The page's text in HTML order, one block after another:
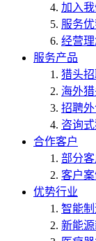
加入我
服务
经营
服务产品
猎头
海外
招聘
咨询
合作客户
部分客
客户案
优势行业
智能
新能